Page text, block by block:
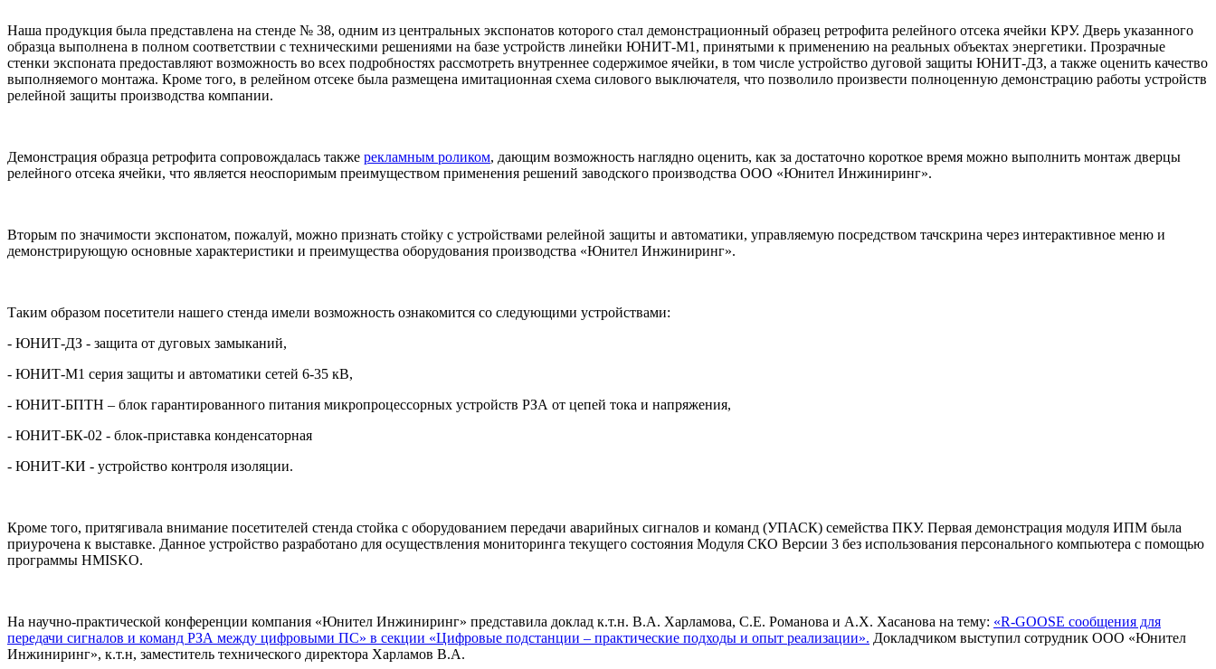
Наша продукция была представлена на стенде № 38, одним из центральных экспонатов которого стал демонстрационный образец ретрофита релейного отсека ячейки КРУ. Дверь указанного
образца выполнена в полном соответствии с техническими решениями на базе устройств линейки ЮНИТ-М1, принятыми к применению на реальных объектах энергетики. Прозрачные
стенки экспоната предоставляют возможность во всех подробностях рассмотреть внутреннее содержимое ячейки, в том числе устройство дуговой защиты ЮНИТ-ДЗ, а также оценить качество
выполняемого монтажа. Кроме того, в релейном отсеке была размещена имитационная схема силового выключателя, что позволило произвести полноценную демонстрацию работы устройств
релейной защиты производства компании.
Демонстрация образца ретрофита сопровождалась также рекламным роликом, дающим возможность наглядно оценить, как за достаточно короткое время можно выполнить монтаж дверцы
релейного отсека ячейки, что является неоспоримым преимуществом применения решений заводского производства ООО «Юнител Инжиниринг».
Вторым по значимости экспонатом, пожалуй, можно признать стойку с устройствами релейной защиты и автоматики, управляемую посредством тачскрина через интерактивное меню и
демонстрирующую основные характеристики и преимущества оборудования производства «Юнител Инжиниринг».
Таким образом посетители нашего стенда имели возможность ознакомится со следующими устройствами:
- ЮНИТ-ДЗ - защита от дуговых замыканий,
- ЮНИТ-М1 серия защиты и автоматики сетей 6-35 кВ,
- ЮНИТ-БПТН – блок гарантированного питания микропроцессорных устройств РЗА от цепей тока и напряжения,
- ЮНИТ-БК-02 - блок-приставка конденсаторная
- ЮНИТ-КИ - устройство контроля изоляции.
Кроме того, притягивала внимание посетителей стенда стойка с оборудованием передачи аварийных сигналов и команд (УПАСК) семейства ПКУ. Первая демонстрация модуля ИПМ была
приурочена к выставке. Данное устройство разработано для осуществления мониторинга текущего состояния Модуля СКО Версии 3 без использования персонального компьютера с помощью
программы HMISKO.
На научно-практической конференции компания «Юнител Инжиниринг» представила доклад к.т.н. В.А. Харламова, С.Е. Романова и А.Х. Хасанова на тему: «R-GOOSE сообщения для
передачи сигналов и команд РЗА между цифровыми ПС» в секции «Цифровые подстанции – практические подходы и опыт реализации». Докладчиком выступил сотрудник ООО «Юнител
Инжиниринг», к.т.н, заместитель технического директора Харламов В.А.